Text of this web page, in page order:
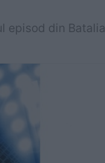
episod din Batalia